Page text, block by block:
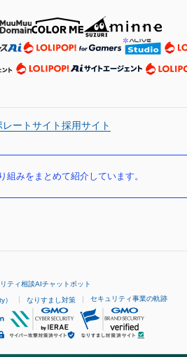
レートサイト採用サイト
みをまとめて紹介しています。
ティ相談AIチャットボット
） なりすまし対策 セキュリティ事業の軌跡